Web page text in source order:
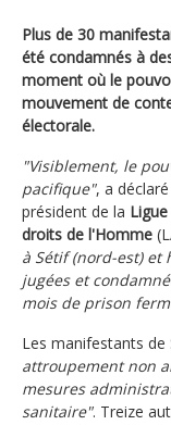
Plus de 30
été condamnés à
moment où le
mouvement de
électorale.
"Visiblement, le
pacifique", a
président de la
droits de l'Homme
à Sétif (nord-est) et
jugées et
mois de prison
Les manifestants
attroupement non
mesures
sanitaire". Treize